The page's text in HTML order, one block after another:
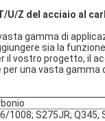
U/Z del acciaio al
gamma di
sia la
vostro progetto, il
una vasta gamma
1008; S275JR; Q345,